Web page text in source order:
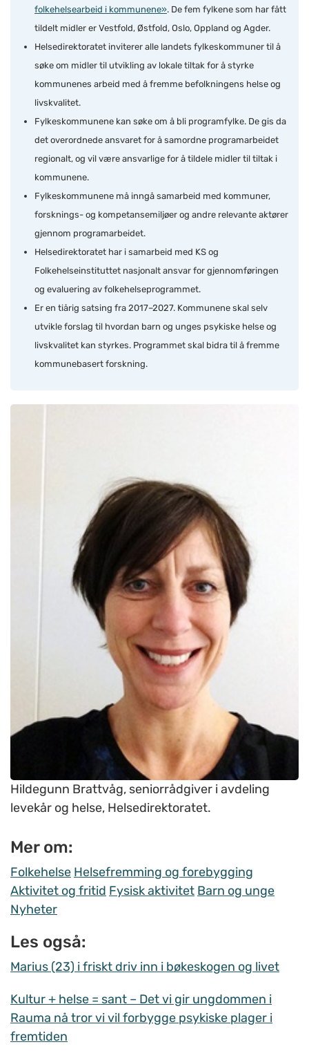
folkehelsearbeid i kommunene». De fem fylkene som har fått
tildelt midler er Vestfold, Østfold, Oslo, Oppland og Agder.
Helsedirektoratet inviterer alle landets fylkeskommuner til å
søke om midler til utvikling av lokale tiltak for å styrke
kommunenes arbeid med å fremme befolkningens helse og
livskvalitet.
Fylkeskommunene kan søke om å bli programfylke. De gis da
det overordnede ansvaret for å samordne programarbeidet
regionalt, og vil være ansvarlige for å tildele midler til tiltak i
kommunene.
Fylkeskommunene må inngå samarbeid med kommuner,
forsknings- og kompetansemiljøer og andre relevante aktører
gjennom programarbeidet.
Helsedirektoratet har i samarbeid med KS og
Folkehelseinstituttet nasjonalt ansvar for gjennomføringen
og evaluering av folkehelseprogrammet.
Er en tiårig satsing fra 2017–2027. Kommunene skal selv
utvikle forslag til hvordan barn og unges psykiske helse og
livskvalitet kan styrkes. Programmet skal bidra til å fremme
kommunebasert forskning.
Hildegunn Brattvåg, seniorrådgiver i avdeling
levekår og helse, Helsedirektoratet.
Mer om:
Folkehelse Helsefremming og forebygging
Aktivitet og fritid Fysisk aktivitet Barn og unge
Nyheter
Les også:
Marius (23) i friskt driv inn i bøkeskogen og livet
Kultur + helse = sant – Det vi gir ungdommen i
Rauma nå tror vi vil forbygge psykiske plager i
fremtiden